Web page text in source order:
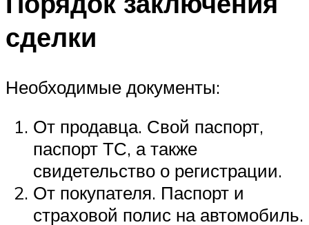
сделки
Необходимые документы:
От продавца. Свой паспорт,
паспорт ТС, а также
свидетельство о регистрации.
От покупателя. Паспорт и
страховой полис на автомобиль.